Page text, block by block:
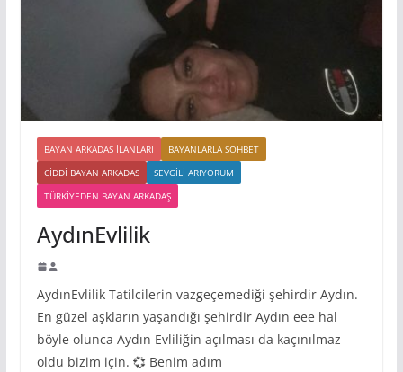
BAYAN ARKADAS ILANLARI
BAYANLARLA SOHBET
CIDDI BAYAN ARKADAS
SEVGILI ARIYORUM
TÜRKIYEDEN BAYAN ARKADAŞ
AydınEvlilik
AydınEvlilik Tatilcilerin vazgeçemediği şehirdir Aydın.
En güzel aşkların yaşandığı şehirdir Aydın eee hal
böyle olunca Aydın Evliliğin açılması da kaçınılmaz
oldu bizim için. 💞 Benim adım